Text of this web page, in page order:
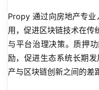
Propy 通过向房地产专业
用，促进区块链技术在传
与平台治理决策。质押
励，促进生态系统长期
产与区块链创新之间的差